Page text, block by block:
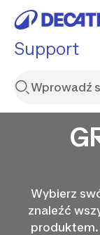
Support
Wybierz
znaleźć